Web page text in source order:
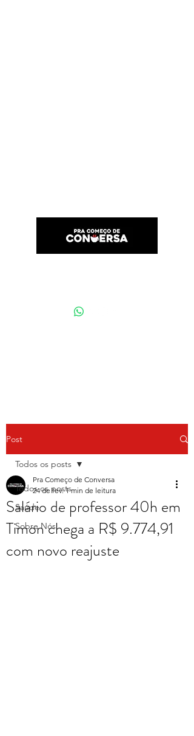
Post
Todos os posts
Saúde
Sobre Nós
Todos os posts
Salário de professor 40h em
Timon chega a R$ 9.774,91
com novo reajuste
Pra Começo de Conversa
24 de fev. 1 min de leitura